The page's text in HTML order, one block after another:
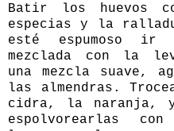
Batir los huevos
especias y la
esté espumoso ir
mezclada con la
una mezcla suave,
las almendras.
cidra, la naranja,
espolvorearlas